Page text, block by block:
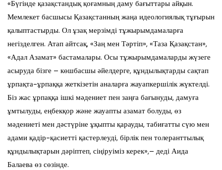
«Бүгінде қазақстандық қоғамның даму бағыттары айқын.
Мемлекет басшысы Қазақстанның жаңа идеологиялық тұғырын
қалыптастырды. Ол ұзақ мерзімді тұжырымдамаларға
негізделген. Атап айтсақ, «Заң мен Тәртіп», «Таза Қазақстан»,
«Адал Азамат» бастамалары. Осы тұжырымдамаларды жүзеге
асыруда бізге – көшбасшы әйелдерге, құндылықтарды сақтап
ұрпақта-ұрпаққа жеткізетін аналарға жауапкершілік жүктелді.
Біз жас ұрпаққа ішкі мәдениет пен заңға бағынуды, дамуға
ұмтылуды, еңбекқор және жауапты азамат болуды, өз
мәдениеті мен дәстүріне ұқыпты қарауды, табиғатты сүю мен
адами қадір-қасиетті қастерлеуді, бірлік пен толеранттылық
құндылықтарын дәріптеп, сіңіруіміз керек»,– деді Аида
Балаева өз сөзінде.